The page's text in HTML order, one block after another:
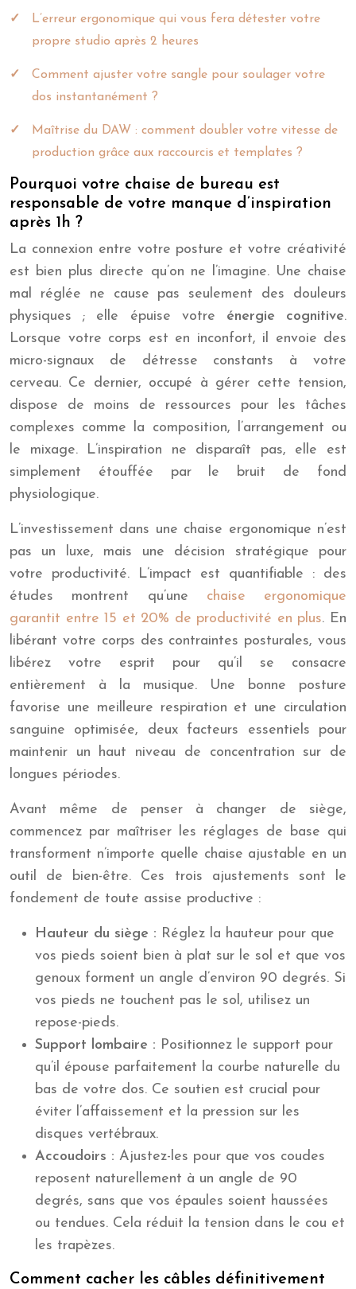
L’erreur ergonomique qui vous fera détester votre
propre studio après 2 heures
Comment ajuster votre sangle pour soulager votre
dos instantanément ?
Maîtrise du DAW : comment doubler votre vitesse de
production grâce aux raccourcis et templates ?
Pourquoi votre chaise de bureau est
responsable de votre manque d’inspiration
après 1h ?
La connexion entre votre posture et votre créativité
est bien plus directe qu’on ne l’imagine. Une chaise
mal réglée ne cause pas seulement des douleurs
physiques ; elle épuise votre énergie cognitive.
Lorsque votre corps est en inconfort, il envoie des
micro-signaux de détresse constants à votre
cerveau. Ce dernier, occupé à gérer cette tension,
dispose de moins de ressources pour les tâches
complexes comme la composition, l’arrangement ou
le mixage. L’inspiration ne disparaît pas, elle est
simplement étouffée par le bruit de fond
physiologique.
L’investissement dans une chaise ergonomique n’est
pas un luxe, mais une décision stratégique pour
votre productivité. L’impact est quantifiable : des
études montrent qu’une chaise ergonomique
garantit entre 15 et 20% de productivité en plus. En
libérant votre corps des contraintes posturales, vous
libérez votre esprit pour qu’il se consacre
entièrement à la musique. Une bonne posture
favorise une meilleure respiration et une circulation
sanguine optimisée, deux facteurs essentiels pour
maintenir un haut niveau de concentration sur de
longues périodes.
Avant même de penser à changer de siège,
commencez par maîtriser les réglages de base qui
transforment n’importe quelle chaise ajustable en un
outil de bien-être. Ces trois ajustements sont le
fondement de toute assise productive :
Hauteur du siège : Réglez la hauteur pour que
vos pieds soient bien à plat sur le sol et que vos
genoux forment un angle d’environ 90 degrés. Si
vos pieds ne touchent pas le sol, utilisez un
repose-pieds.
Support lombaire : Positionnez le support pour
qu’il épouse parfaitement la courbe naturelle du
bas de votre dos. Ce soutien est crucial pour
éviter l’affaissement et la pression sur les
disques vertébraux.
Accoudoirs : Ajustez-les pour que vos coudes
reposent naturellement à un angle de 90
degrés, sans que vos épaules soient haussées
ou tendues. Cela réduit la tension dans le cou et
les trapèzes.
Comment cacher les câbles définitivement